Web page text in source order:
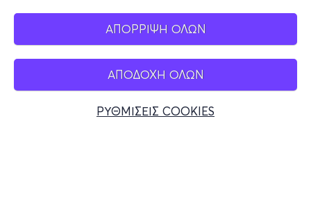
ΑΠΟΡΡΙΨΗ ΟΛΩΝ
ΑΠΟΔΟΧΗ ΟΛΩΝ
ΡΥΘΜΙΣΕΙΣ COOKIES
Mobile app